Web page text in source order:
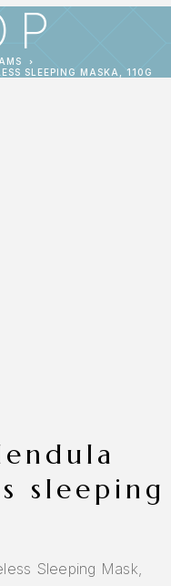
SLEEPING MASKA, 110G
sleeping
Sleeping Mask,